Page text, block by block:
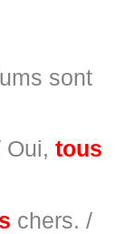
sont
Oui, tous
chers. /